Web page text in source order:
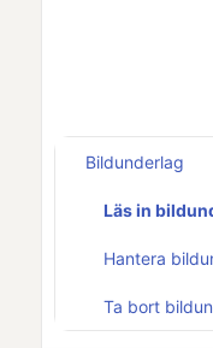
Bildunderlag
Läs in
Hantera
Ta bort